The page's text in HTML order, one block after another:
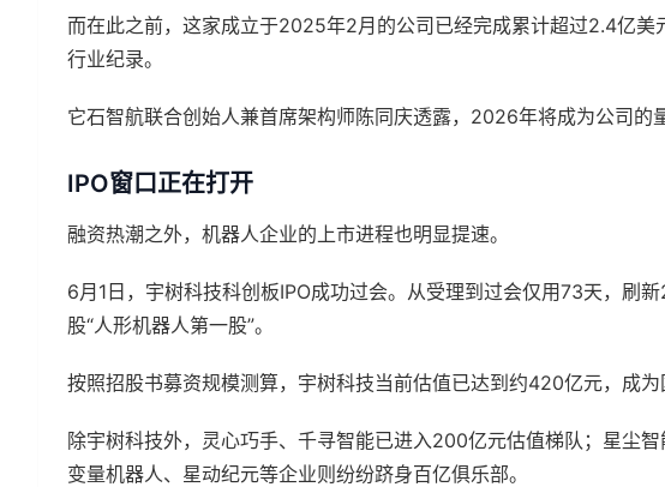
而在此之前，这家成立于2025年2月的公司已经完成累计超过2.4亿美
行业纪录。
它石智航联合创始人兼首席架构师陈同庆透露，2026年将成为公司的
IPO窗口正在打开
融资热潮之外，机器人企业的上市进程也明显提速。
6月1日，宇树科技科创板IPO成功过会。从受理到过会仅用73天，刷
股“人形机器人第一股”。
按照招股书募资规模测算，宇树科技当前估值已达到约420亿元，成为
除宇树科技外，灵心巧手、千寻智能已进入200亿元估值梯队；星尘
变量机器人、星动纪元等企业则纷纷跻身百亿俱乐部。